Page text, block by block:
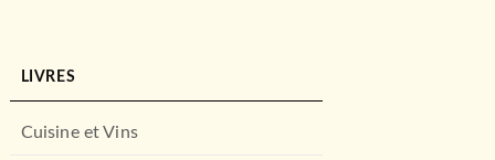
LIVRES
Cuisine et Vins